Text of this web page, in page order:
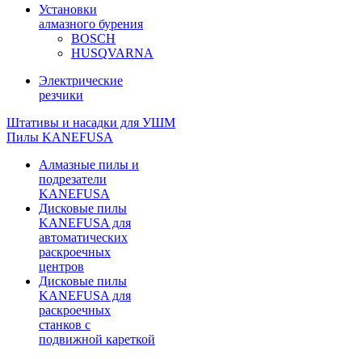
Установки
алмазного бурения
BOSCH
HUSQVARNA
Электрические
резчики
Штативы и насадки для УШМ
Пилы KANEFUSA
Алмазные пилы и
подрезатели
KANEFUSA
Дисковые пилы
KANEFUSA для
автоматических
раскроечных
центров
Дисковые пилы
KANEFUSA для
раскроечных
станков с
подвижной кареткой